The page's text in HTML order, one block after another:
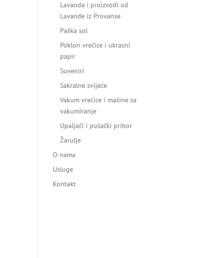
Lavanda i proizvodi od
Lavande iz Provanse
Paška sol
Poklon vrećice i ukrasni
papir
Suveniri
Sakralne svijeće
Vakum vrećice i mašine za
vakumiranje
Upaljači i pušački pribor
Žarulje
O nama
Usluge
Kontakt